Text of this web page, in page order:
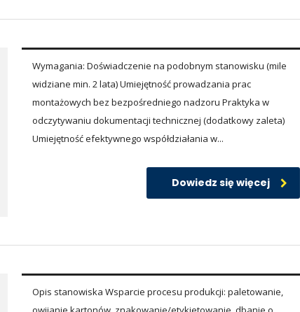
Wymagania: Doświadczenie na podobnym stanowisku (mile
widziane min. 2 lata) Umiejętność prowadzania prac
montażowych bez bezpośredniego nadzoru Praktyka w
odczytywaniu dokumentacji technicznej (dodatkowy zaleta)
Umiejętność efektywnego współdziałania w...
Dowiedz się więcej
Opis stanowiska Wsparcie procesu produkcji: paletowanie,